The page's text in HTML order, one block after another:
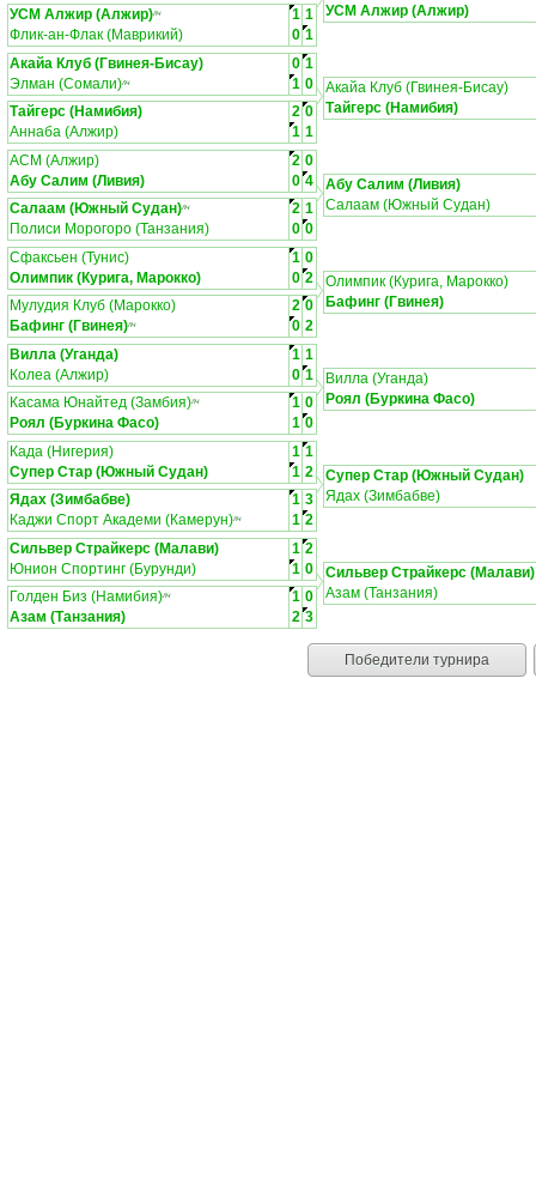
УСМ Алжир (Алжир)ЛЧ 1 1
Флик-ан-Флак (Маврикий)
0 1
УСМ Алжир (Алжир)
Акайа Клуб (Гвинея-Бисау) 0 1
Элман (Сомали)ЛЧ 1 0
Тайгерс (Намибия)
2 0
Аннаба (Алжир)
1 1
Акайа Клуб (Гвинея-Бисау)
Тайгерс (Намибия)
АСМ (Алжир) 2 0
Абу Салим (Ливия)
0 4
Салаам (Южный Судан)ЛЧ 2 1
Полиси Морогоро (Танзания)
0 0
Абу Салим (Ливия)
Салаам (Южный Судан)
Сфаксьен (Тунис) 1 0
Олимпик (Курига, Марокко)
0 2
Мулудия Клуб (Марокко)
2 0
Бафинг (Гвинея)ЛЧ 0 2
Олимпик (Курига, Марокко)
Бафинг (Гвинея)
Вилла (Уганда) 1 1
Колеа (Алжир)
0 1
Касама Юнайтед (Замбия)ЛЧ 1 0
Роял (Буркина Фасо)
1 0
Вилла (Уганда)
Роял (Буркина Фасо)
Када (Нигерия) 1 1
Супер Стар (Южный Судан)
1 2
Ядах (Зимбабве)
1 3
Каджи Спорт Академи (Камерун)ЛЧ 1 2
Супер Стар (Южный Судан)
Ядах (Зимбабве)
Сильвер Страйкерс (Малави) 1 2
Юнион Спортинг (Бурунди)
1 0
Голден Биз (Намибия)ЛЧ 1 0
Азам (Танзания)
2 3
Сильвер Страйкерс (Малави)
Азам (Танзания)
Победители турнира